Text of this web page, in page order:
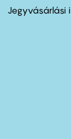
second
Jegyvásárlási